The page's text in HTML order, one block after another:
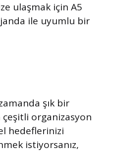
ulaşmak için A5
ile uyumlu bir
şık bir
çeşitli organizasyon
hedeflerinizi
istiyorsanız,